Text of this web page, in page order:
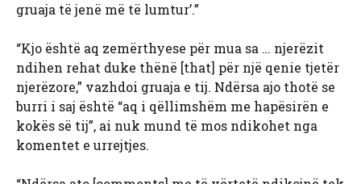
gruaja të jenë më të lumtur’.”
“Kjo është aq zemërthyese për mua sa … njerëzit
ndihen rehat duke thënë [that] për një qenie tjetër
njerëzore,” vazhdoi gruaja e tij. Ndërsa ajo thotë se
burri i saj është “aq i qëllimshëm me hapësirën e
kokës së tij”, ai nuk mund të mos ndikohet nga
komentet e urrejtjes.